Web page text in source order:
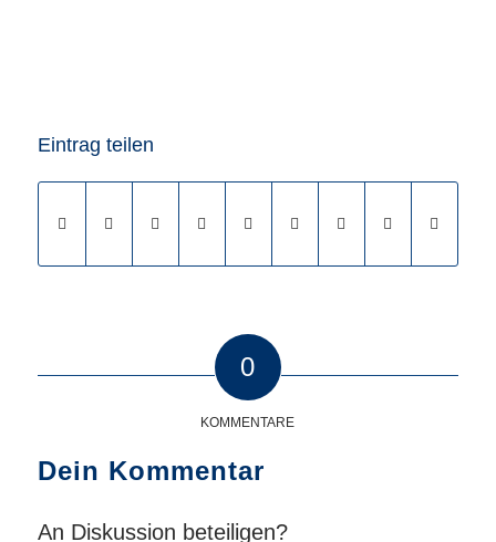
Eintrag teilen
0
KOMMENTARE
Dein Kommentar
An Diskussion beteiligen?